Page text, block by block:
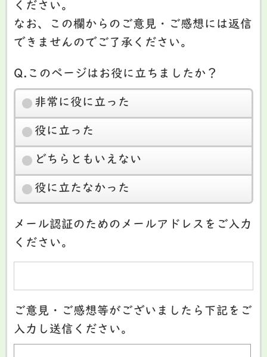
ください。
なお、この欄からのご意見・ご感想には返信
できませんのでご了承ください。
Q.このページはお役に立ちましたか？
非常に役に立った
役に立った
どちらともいえない
役に立たなかった
メール認証のためのメールアドレスをご入力
ください。
ご意見・ご感想等がございましたら下記をご
入力し送信ください。